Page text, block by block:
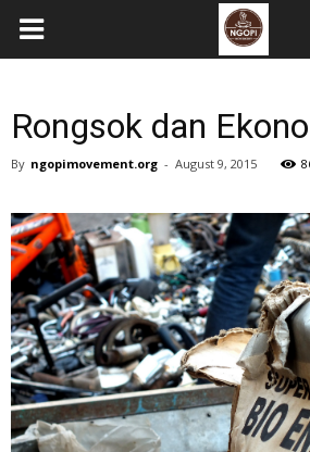
Rongsok dan
By ngopimovement.org - August 9, 2015